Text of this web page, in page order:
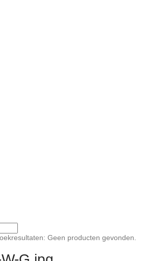
Geen producten gevonden.